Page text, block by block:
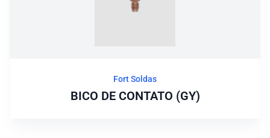
Fort Soldas
BICO DE CONTATO (GY)